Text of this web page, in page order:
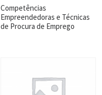
Competências
Empreendedoras e Técnicas
de Procura de Emprego